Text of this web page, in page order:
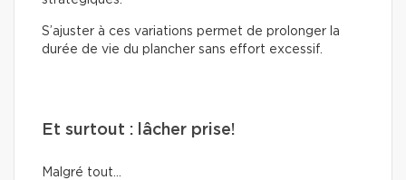
S’ajuster à ces variations permet de prolonger la
durée de vie du plancher sans effort excessif.
Et surtout : lâcher prise!
Malgré tout…